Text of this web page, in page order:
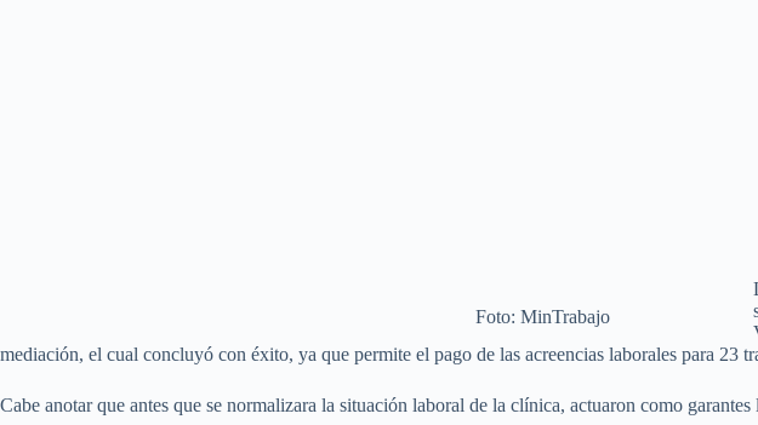
Foto: MinTrabajo
mediación, el cual concluyó con éxito, ya que permite el pago de las acreencias laborales para 23
Cabe anotar que antes que se normalizara la situación laboral de la clínica, actuaron como